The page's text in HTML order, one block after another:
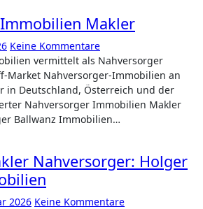
Makler
Keine Kommentare
Market Nahversorger-Immobilien an
in Deutschland, Österreich und der
Nahversorger Immobilien Makler
Ballwanz Immobilien…
Nahversorger: Holger
2026 Keine Kommentare